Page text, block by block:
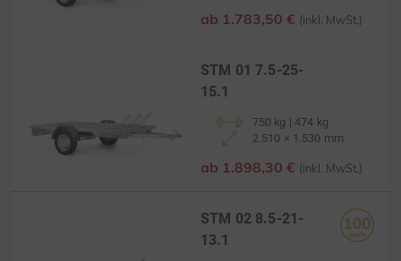
ab 1.783,50 € (inkl. MwSt.)
STM 01 7.5-25-
15.1
750 kg | 474 kg
2.510 × 1.530 mm
ab 1.898,30 € (inkl. MwSt.)
STM 02 8.5-21-
13.1